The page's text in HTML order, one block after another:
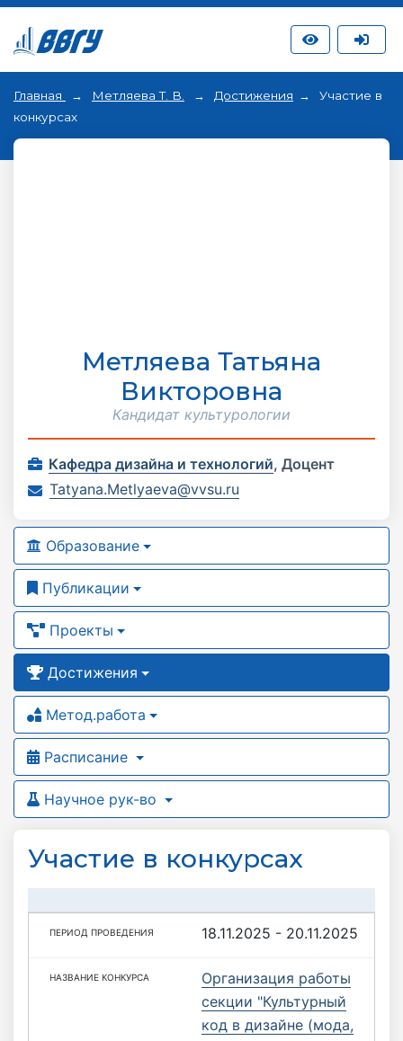
Главная Метляева Т. В. Достижения
Участие в
конкурсах
Метляева Татьяна
Викторовна
Кандидат культурологии
Кафедра дизайна и технологий, Доцент
Tatyana.Metlyaeva@vvsu.ru
Образование
Публикации
Проекты
Достижения
Метод.работа
Расписание
Научное рук-во
Участие в конкурсах
18.11.2025 - 20.11.2025
Организация работы
секции "Культурный
код в дизайне (мода,